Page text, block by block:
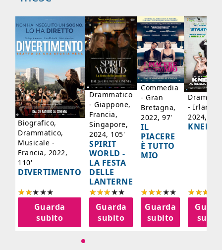
Biografico,
Drammatico,
Musicale -
Francia, 2022,
110'
DIVERTIMENTO
Guarda
subito
Drammatico
- Giappone,
Francia,
Singapore,
2024, 105'
SPIRIT
WORLD -
LA FESTA
DELLE
LANTERNE
Guarda
subito
Commedia
- Gran
Bretagna,
2022, 97'
IL
PIACERE
È TUTTO
MIO
Guarda
subito
- Irlanda,
2024,